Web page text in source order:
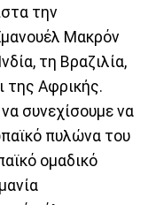
την
Μακρόν
τη Βραζιλία,
της Αφρικής.
να συνεχίσουμε να
πυλώνα του
ομαδικό